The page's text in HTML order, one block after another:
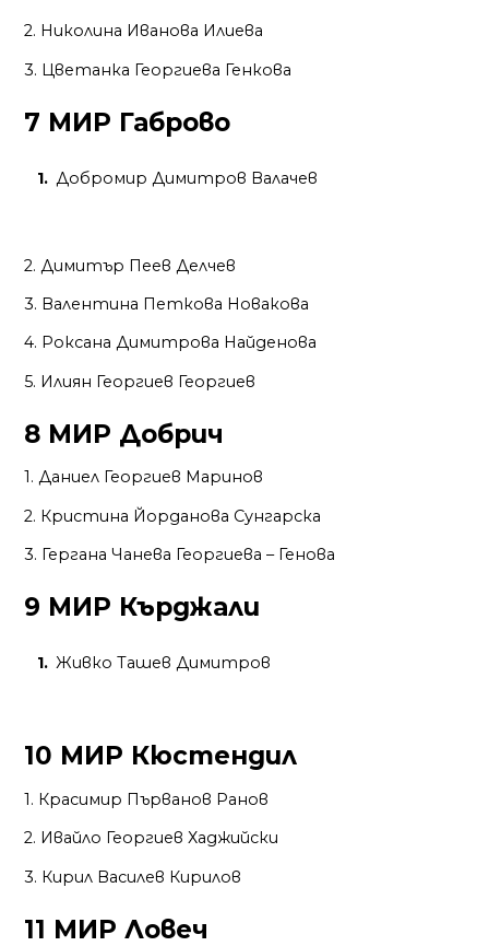
2. Николина Иванова Илиева
3. Цветанка Георгиева Генкова
7 МИР Габрово
Добромир Димитров Валачев
2. Димитър Пеев Делчев
3. Валентина Петкова Новакова
4. Роксана Димитрова Найденова
5. Илиян Георгиев Георгиев
8 МИР Добрич
1. Даниел Георгиев Маринов
2. Кристина Йорданова Сунгарска
3. Гергана Чанева Георгиева – Генова
9 МИР Кърджали
Живко Ташев Димитров
10 МИР Кюстендил
1. Красимир Първанов Ранов
2. Ивайло Георгиев Хаджийски
3. Кирил Василев Кирилов
11 МИР Ловеч